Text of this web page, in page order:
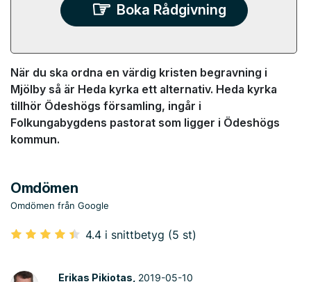
Boka Rådgivning
När du ska ordna en värdig kristen begravning i
Mjölby så är Heda kyrka ett alternativ. Heda kyrka
tillhör Ödeshögs församling, ingår i
Folkungabygdens pastorat som ligger i Ödeshögs
kommun.
Omdömen
Omdömen från Google
4.4 i snittbetyg (5 st)
Erikas Pikiotas, 2019-05-10